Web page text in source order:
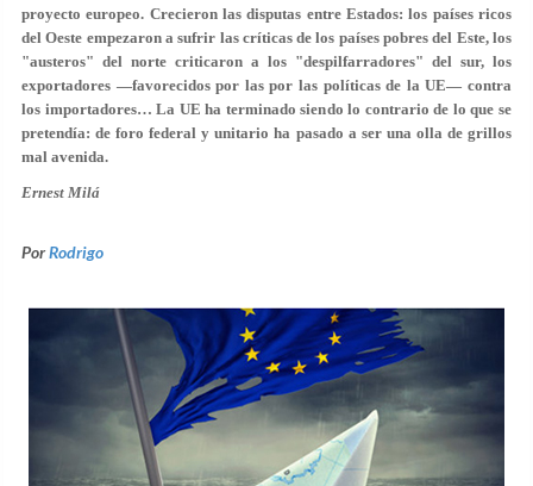
proyecto europeo. Crecieron las disputas entre Estados: los países ricos
del Oeste empezaron a sufrir las críticas de los países pobres del Este, los
"austeros" del norte criticaron a los "despilfarradores" del sur, los
exportadores —favorecidos por las por las políticas de la UE— contra
los importadores… La UE ha terminado siendo lo contrario de lo que se
pretendía: de foro federal y unitario ha pasado a ser una olla de grillos
mal avenida.
Ernest Milá
PorRodrigo